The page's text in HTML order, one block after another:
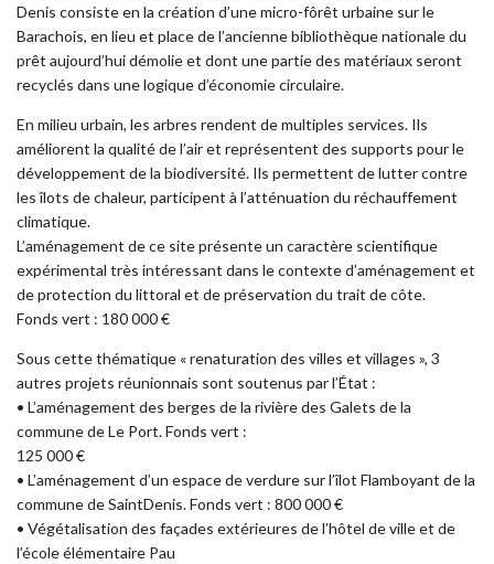
Denis consiste en la création d’une micro-fôrêt urbaine sur le
Barachois, en lieu et place de l’ancienne bibliothèque nationale du
prêt aujourd’hui démolie et dont une partie des matériaux seront
recyclés dans une logique d’économie circulaire.
En milieu urbain, les arbres rendent de multiples services. Ils
améliorent la qualité de l’air et représentent des supports pour le
développement de la biodiversité. Ils permettent de lutter contre
les îlots de chaleur, participent à l’atténuation du réchauffement
climatique.
L’aménagement de ce site présente un caractère scientifique
expérimental très intéressant dans le contexte d’aménagement et
de protection du littoral et de préservation du trait de côte.
Fonds vert : 180 000 €
Sous cette thématique « renaturation des villes et villages », 3
autres projets réunionnais sont soutenus par l’État :
• L’aménagement des berges de la rivière des Galets de la
commune de Le Port. Fonds vert :
125 000 €
• L’aménagement d’un espace de verdure sur l’îlot Flamboyant de la
commune de SaintDenis. Fonds vert : 800 000 €
• Végétalisation des façades extérieures de l’hôtel de ville et de
l’école élémentaire Pau